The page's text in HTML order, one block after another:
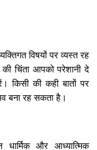
विषयों पर व्यस्त रह
चिंता आपको परेशानी दे
किसी की कही बातों पर
बना रह सकता है।
और आध्यात्मिक